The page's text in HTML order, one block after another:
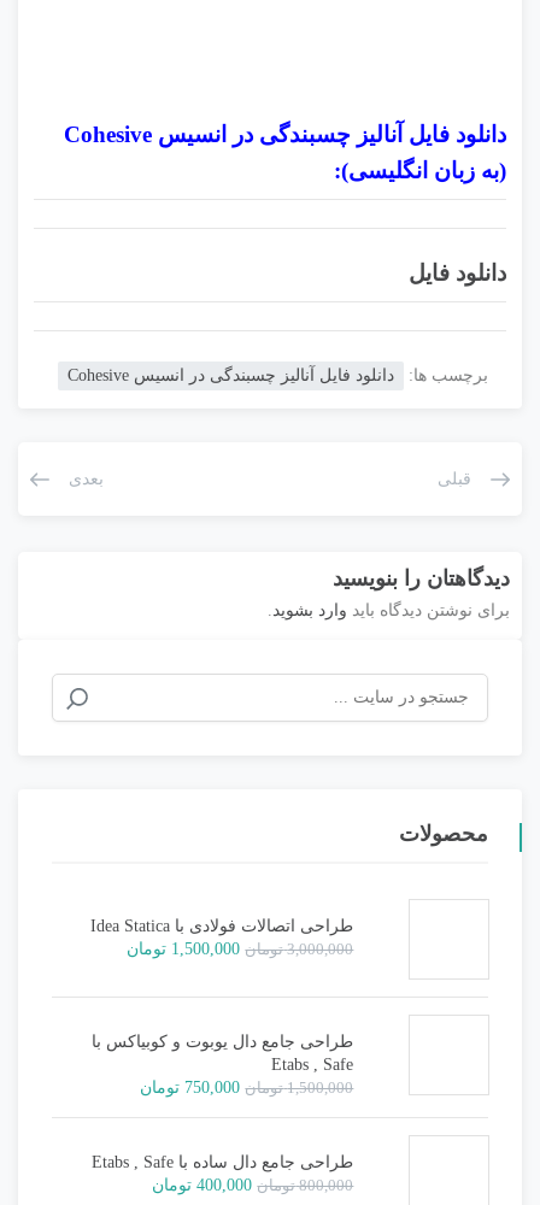
دانلود فایل آنالیز چسبندگی در انسیس Cohesive
(به زبان انگلیسی):
دانلود فایل
برچسب ها: دانلود فایل آنالیز چسبندگی در انسیس Cohesive
قبلی بعدی
دیدگاهتان را بنویسید
برای نوشتن دیدگاه باید وارد بشوید.
برای:
محصولات
طراحی اتصالات فولادی با Idea Statica
3,000,000 تومان قیمت
3,000,000 تومان
1,500,000 تومانقیمت
1,500,000 تومان.
طراحی جامع دال یوبوت و کوبیاکس با
Etabs , Safe
1,500,000 تومان قیمت
بود.
750,000 تومانقیمت
طراحی جامع دال ساده با Etabs , Safe
800,000 تومان قیمت
400,000 تومانقیمت